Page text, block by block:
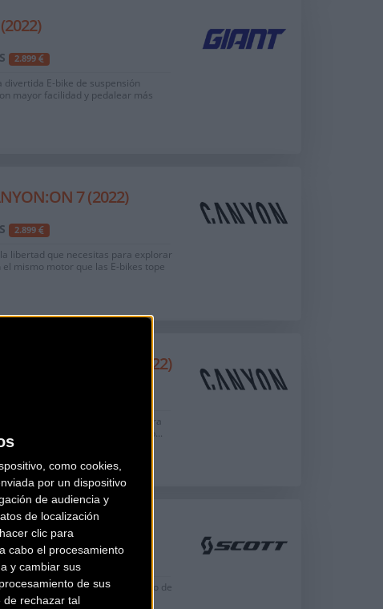
como cookies,
por un dispositivo
de audiencia y
de localización
clic para
cabo el procesamiento
y cambiar sus
de sus
de rechazar tal
2.899
E-bike de suspensión
mayor facilidad y pedalear más
7 (2022)
2.899
libertad que necesitas para explorar
mismo motor que las E-bikes tope
7 WMN (2022)
podrás disfrutar de la libertad para
quieras. Con componentes esp...
940 (2022)
2.699
tecnología de apoyo eléctrico de
diseño muy cómodo pa...